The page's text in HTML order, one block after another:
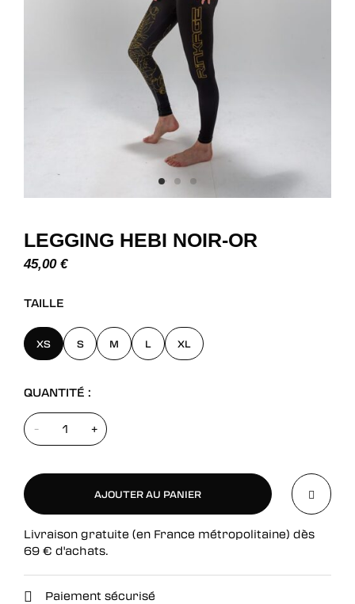
LEGGING HEBI NOIR-OR
45,00 €
TAILLE
XS S M L XL
QUANTITÉ :
- +
AJOUTER AU PANIER
AJOUTER AU PANIER
Livraison gratuite (en France métropolitaine) dès
69 € d'achats.
Paiement sécurisé